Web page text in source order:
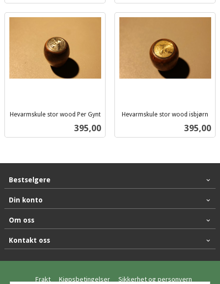
Hevarmskule stor wood Per Gynt
Pris
395,00
Hevarmskule stor wood isbjørn
Pris
395,00
Bestselgere
Din konto
Om oss
Kontakt oss
Frakt Kjøpsbetingelser Sikkerhet og personvern